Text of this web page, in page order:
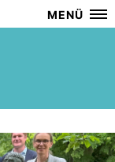
MENÜ